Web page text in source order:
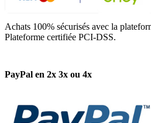
Achats 100% sécurisés avec la
Plateforme certifiée PCI-DSS.
PayPal en 2x 3x ou 4x